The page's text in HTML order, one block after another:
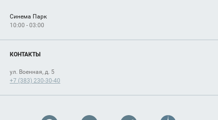
Синема Парк
10:00 - 03:00
КОНТАКТЫ
ул. Военная, д. 5
+7 (383) 230-30-40